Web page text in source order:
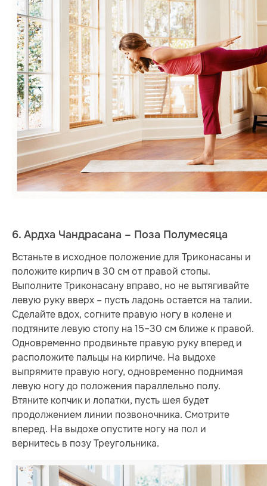
6. Ардха Чандрасана – Поза Полумесяца
Встаньте в исходное положение для Триконасаны и
положите кирпич в 30 см от правой стопы.
Выполните Триконасану вправо, но не вытягивайте
левую руку вверх – пусть ладонь остается на талии.
Сделайте вдох, согните правую ногу в колене и
подтяните левую стопу на 15–30 см ближе к правой.
Одновременно продвиньте правую руку вперед и
расположите пальцы на кирпиче. На выдохе
выпрямите правую ногу, одновременно поднимая
левую ногу до положения параллельно полу.
Втяните копчик и лопатки, пусть шея будет
продолжением линии позвоночника. Смотрите
вперед. На выдохе опустите ногу на пол и
вернитесь в позу Треугольника.